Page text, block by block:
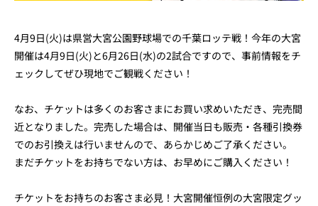
4月9日(火)は県営大宮公園野球場での千葉ロッテ戦！今年の大宮
開催は4月9日(火)と6月26日(水)の2試合ですので、事前情報をチ
ェックしてぜひ現地でご観戦ください！
なお、チケットは多くのお客さまにお買い求めいただき、完売間
近となりました。完売した場合は、開催当日も販売・各種引換券
でのお引換えは行いませんので、あらかじめご了承ください。
まだチケットをお持ちでない方は、お早めにご購入ください！
チケットをお持ちのお客さま必見！大宮開催恒例の大宮限定グッ